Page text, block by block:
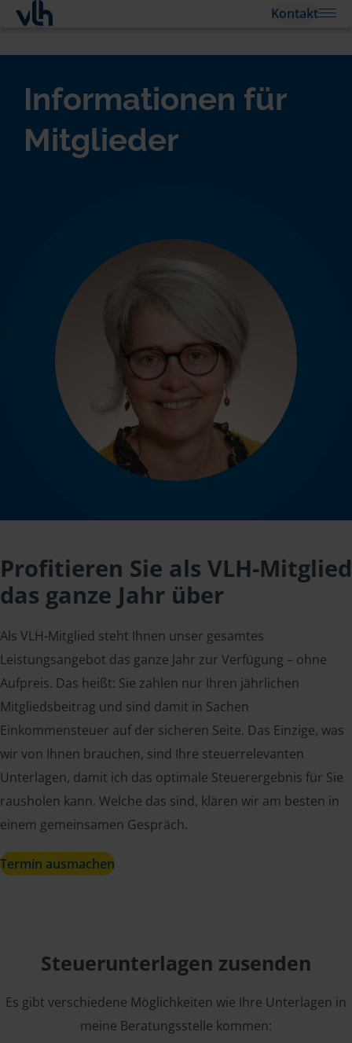
Kontakt
Informationen für
Mitglieder
Profitieren Sie als VLH-Mitglied
das ganze Jahr über
Als VLH-Mitglied steht Ihnen unser gesamtes
Leistungsangebot das ganze Jahr zur Verfügung – ohne
Aufpreis. Das heißt: Sie zahlen nur Ihren jährlichen
Mitgliedsbeitrag und sind damit in Sachen
Einkommensteuer auf der sicheren Seite. Das Einzige, was
wir von Ihnen brauchen, sind Ihre steuerrelevanten
Unterlagen, damit ich das optimale Steuerergebnis für Sie
rausholen kann. Welche das sind, klären wir am besten in
einem gemeinsamen Gespräch.
Termin ausmachen
Steuerunterlagen zusenden
Es gibt verschiedene Möglichkeiten wie Ihre Unterlagen in
meine Beratungsstelle kommen: